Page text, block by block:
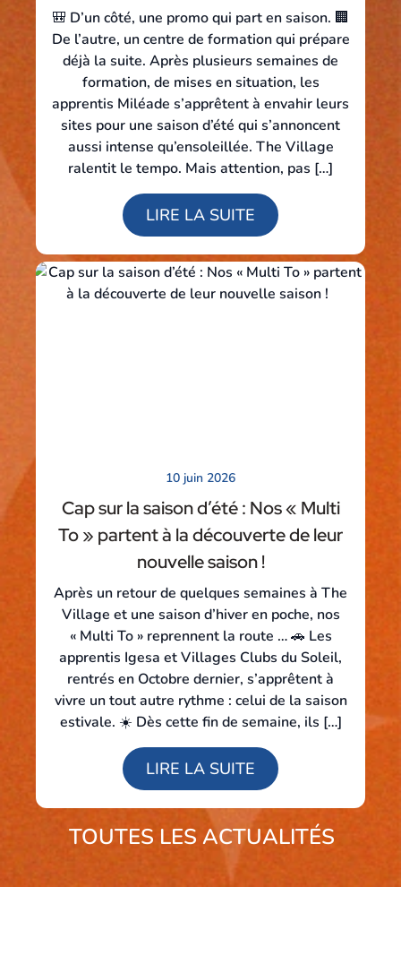
🎒 D’un côté, une promo qui part en saison. 🏢
De l’autre, un centre de formation qui prépare
déjà la suite. Après plusieurs semaines de
formation, de mises en situation, les
apprentis Miléade s’apprêtent à envahir leurs
sites pour une saison d’été qui s’annoncent
aussi intense qu’ensoleillée. The Village
ralentit le tempo. Mais attention, pas […]
LIRE LA SUITE
10 juin 2026
Cap sur la saison d’été : Nos « Multi
To » partent à la découverte de leur
nouvelle saison !
Après un retour de quelques semaines à The
Village et une saison d’hiver en poche, nos
« Multi To » reprennent la route … 🚗 Les
apprentis Igesa et Villages Clubs du Soleil,
rentrés en Octobre dernier, s’apprêtent à
vivre un tout autre rythme : celui de la saison
estivale. ☀️ Dès cette fin de semaine, ils […]
LIRE LA SUITE
TOUTES LES ACTUALITÉS